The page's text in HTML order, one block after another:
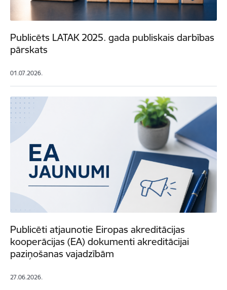
Publicēts LATAK 2025. gada publiskais darbības
pārskats
01.07.2026.
Publicēti atjaunotie Eiropas akreditācijas
kooperācijas (EA) dokumenti akreditācijai
paziņošanas vajadzībām
27.06.2026.